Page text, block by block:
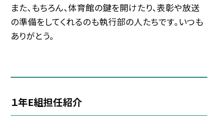
また、もちろん、体育館の鍵を開けたり、表彰や放送
の準備をしてくれるのも執行部の人たちです。いつも
ありがとう。
１年E組担任紹介